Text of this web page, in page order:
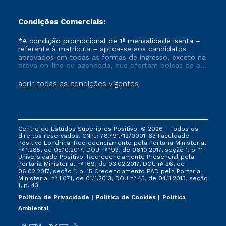
Condições Comerciais:
abrir todas as condições vigentes
*A condição promocional de 1ª mensalidade isenta –
referente à matrícula – aplica-se aos candidatos
aprovados em todas as formas de ingresso, exceto na
prova on-line ou agendada, que ofertam bolsas de até
vigente, que ainda não tenham efetivado e/ou não
tenham cancelado ou trancado sua matrícula em uma
via FIES, Prouni e outros programas governamentais, e
não se acumula com nenhuma outra campanha
ofertada pela Instituição.
Centro de Estudos Superiores Positivo. © 2026 - Todos os
direitos reservados. CNPJ: 78.791.712/0001-63 Faculdade
Positivo Londrina: Recredenciamento pela Portaria Ministerial
nº 1.285, de 05.10.2017, DOU nº 193, de 06.10.2017, seção 1, p. 11
Universidade Positivo: Recredenciamento Presencial ​pela
Portaria Ministerial nº 169, de 03.02.2017, DOU nº 26, de
06.02.2017, seção 1, p. 15 Credenciamento EAD pela Portaria
Ministerial nº 1.071, de 01.11.2013, DOU nº 43, de 04.11.2013, seção
1, p. 43
Política de Privacidade
Política de Cookies
Política
Ambiental